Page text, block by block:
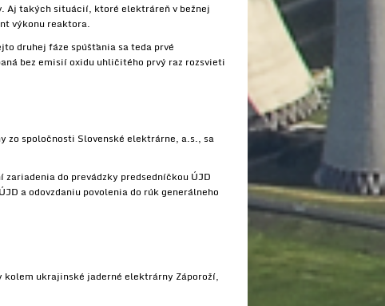
Aj takých situácií, ktoré elektráreň v bežnej
výkonu reaktora.
druhej fáze spúšťania sa teda prvé
bez emisií oxidu uhličitého prvý raz rozsvieti
zo spoločnosti Slovenské elektrárne, a.s., sa
do prevádzky predsedníčkou ÚJD
a odovzdaniu povolenia do rúk generálneho
kolem ukrajinské jaderné elektrárny Záporoží,